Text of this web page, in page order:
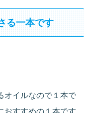
る一本です
オイルなので１本で
すすめの１本です。